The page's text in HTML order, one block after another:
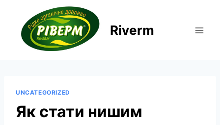
вмісту
Riverm
UNCATEGORIZED
Як стати нишим